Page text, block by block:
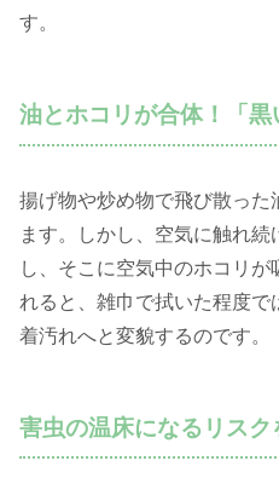
す。
油とホコリが合体！「
揚げ物や炒め物で飛び散っ
ます。しかし、空気に触れ
し、そこに空気中のホコリ
れると、雑巾で拭いた程度
着汚れへと変貌するのです。
害虫の温床になるリスク